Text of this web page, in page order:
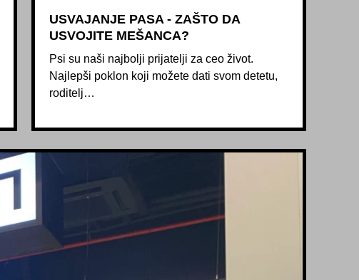
USVAJANJE PASA - ZAŠTO DA
USVOJITE MEŠANCA?
Psi su naši najbolji prijatelji za ceo život.
Najlepši poklon koji možete dati svom detetu,
roditelj…